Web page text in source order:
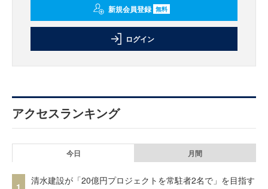
新規会員登録 無料
ログイン
アクセスランキング
今日 月間
1
清水建設が「20億円プロジェクトを常駐者2名で」を目指す